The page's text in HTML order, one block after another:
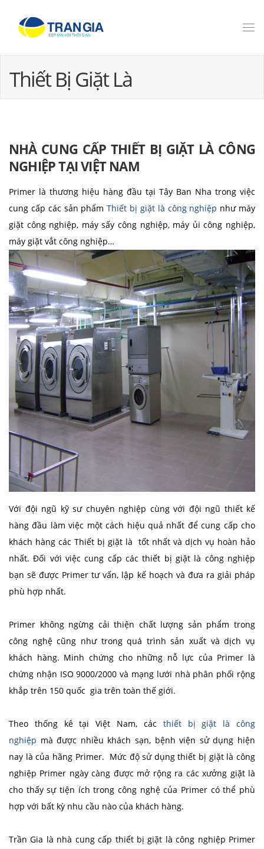
Thiết Bị Giặt Là
NHÀ CUNG CẤP THIẾT BỊ GIẶT LÀ CÔNG
NGHIỆP TẠI VIỆT NAM
Primer là thương hiệu hàng đầu tại Tây Ban Nha trong việc
cung cấp các sản phẩmThiết bị giặt là công nghiệp như máy
giặt công nghiệp, máy sấy công nghiệp, máy ủi công nghiệp,
máy giặt vắt công nghiệp…
Với đội ngũ kỹ sư chuyên nghiệp cùng với đội ngũ thiết kế
hàng đầu làm việc một cách hiệu quả nhất để cung cấp cho
khách hàng các Thiết bị giặt là tốt nhất và dịch vụ hoàn hảo
nhất. Đối với việc cung cấp các thiết bị giặt là công nghiệp
bạn sẽ được Primer tư vấn, lập kế hoạch và đưa ra giải pháp
phù hợp nhất.
Primer không ngừng cải thiện chất lượng sản phẩm trong
công nghệ cũng như trong quá trình sản xuất và dịch vụ
khách hàng. Minh chứng cho những nỗ lực của Primer là
chứng nhận ISO 9000/2000 và mạng lưới nhà phân phối rộng
khắp trên 150 quốc gia trên toàn thế giới.
Theo thống kê tại Việt Nam, các thiết bị giặt là công
nghiệp mà được nhiều khách sạn, bệnh viện sử dụng hiện
nay là của hãng Primer. Mức độ sử dụng thiết bị giặt là công
nghiệp Primer ngày càng được mở rộng ra các xưởng giặt là
cho thấy sự tiện ích trong công nghệ của Primer có thể phù
hợp với bất kỳ nhu cầu nào của khách hàng.
Trần Gia là nhà cung cấp thiết bị giặt là công nghiệp Primer